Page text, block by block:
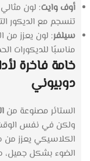
أوف وايت: لون
تنسجم مع الديكور
سيلفر: لون يعزز من
مناسبًا للديكورات
خامة فاخرة
دوبيوني
الستائر مصنوعة من
ولكن في نفس الوقت
الكلاسيكي يعزز من
الضوء بشكل جميل،